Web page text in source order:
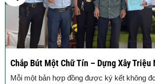
Chắp Bút Một Chữ Tín – Dựng Xây Triệu
Mỗi một bản hợp đồng được ký kết không